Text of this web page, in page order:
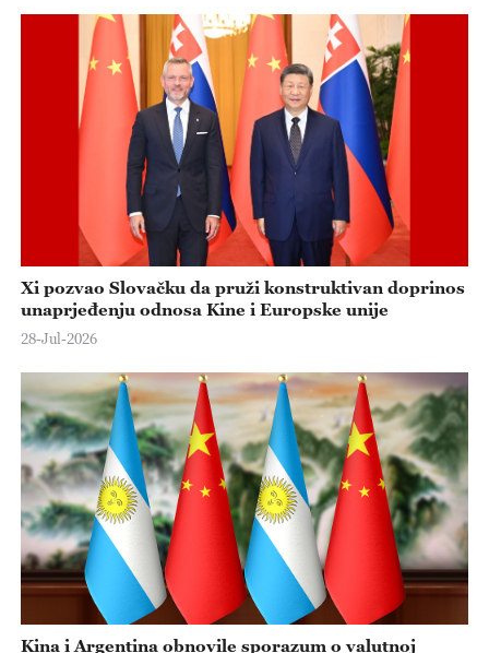
Xi pozvao Slovačku da pruži konstruktivan doprinos
unaprjeđenju odnosa Kine i Europske unije
28-Jul-2026
Kina i Argentina obnovile sporazum o valutnoj